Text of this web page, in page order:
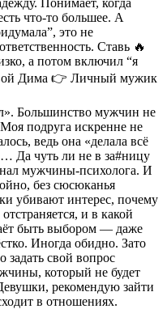
что-то большее. А
это не
Ставь 🔥
а потом включил “я
Дима 👉 Личный мужик
Большинство мужчин не
подруга искренне не
ведь она «делала всё
Да чуть ли не в за#ницу
мужчины-психолога. И
без сюсюканья
убивают интерес, почему
и в какой
быть выбором — даже
Иногда обидно. Зато
свой вопрос
который не будет
рекомендую зайти
в отношениях.